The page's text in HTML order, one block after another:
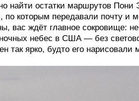
остатки маршрутов Пони
которым передавали почту и
вас ждёт главное сокровище:
небес в США — без
так ярко, будто его нарисовали